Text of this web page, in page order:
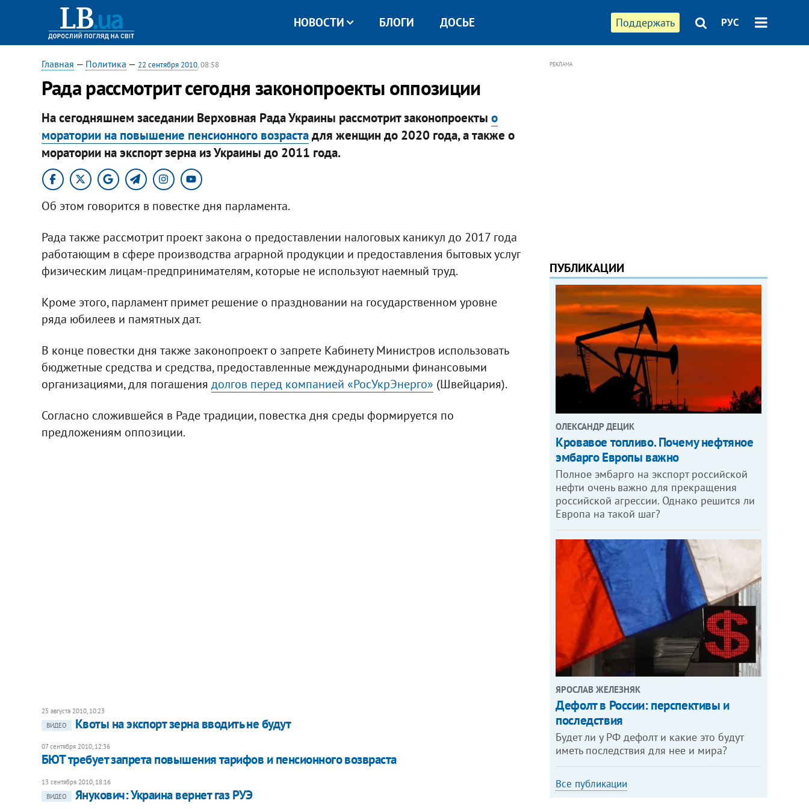
Поддержать РУС
НОВОСТИ БЛОГИ ДОСЬЕ
Главная — Политика — 22 сентября 2010, 08:58
Рада рассмотрит сегодня законопроекты оппозиции
На сегодняшнем заседании Верховная Рада Украины рассмотрит законопроекты о
моратории на повышение пенсионного возрастадля женщин до 2020 года, а также о
моратории на экспорт зерна из Украины до 2011 года.
Об этом говорится в повестке дня парламента.
Рада также рассмотрит проект закона о предоставлении налоговых каникул до 2017 года
работающим в сфере производства аграрной продукции и предоставления бытовых услуг
физическим лицам-предпринимателям, которые не используют наемный труд.
Кроме этого, парламент примет решение о праздновании на государственном уровне
ряда юбилеев и памятных дат.
В конце повестки дня также законопроект о запрете Кабинету Министров использовать
бюджетные средства и средства, предоставленные международными финансовыми
организациями, для погашения долгов перед компанией «РосУкрЭнерго» (Швейцария).
Согласно сложившейся в Раде традиции, повестка дня среды формируется по
предложениям оппозиции.
25 августа 2010, 10:23
ВИДЕО
Квоты на экспорт зерна вводить не будут
07 сентября 2010, 12:36
БЮТ требует запрета повышения тарифов и пенсионного возвраста
13 сентября 2010, 18:16
ВИДЕО
Янукович: Украина вернет газ РУЭ
РЕКЛАМА
ПУБЛИКАЦИИ
ОЛЕКСАНДР ДЕЦИК
Кровавое топливо. Почему нефтяное
эмбарго Европы важно
Полное эмбарго на экспорт российской
нефти очень важно для прекращения
российской агрессии. Однако решится ли
Европа на такой шаг?
ЯРОСЛАВ ЖЕЛЕЗНЯК
Дефолт в России: перспективы и
последствия
Будет ли у РФ дефолт и какие это будут
иметь последствия для нее и мира?
Все публикации